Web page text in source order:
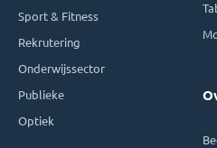
Sport & Fitness
Rekrutering
Onderwijssector
Publieke
Optiek